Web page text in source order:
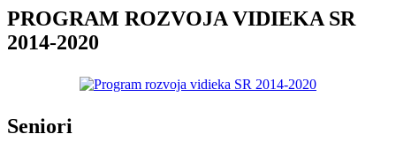
PROGRAM ROZVOJA VIDIEKA SR
2014-2020
Seniori